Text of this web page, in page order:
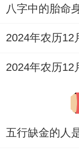
2024年农历12